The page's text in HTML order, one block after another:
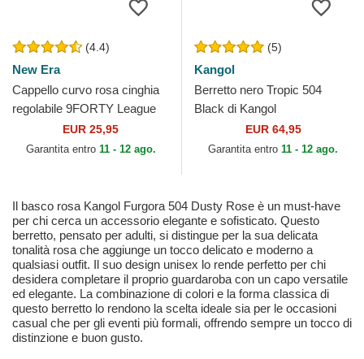
(4.4)
New Era
Cappello curvo rosa cinghia
regolabile 9FORTY League
Essential dei New York
Yankees MLB di New Era
EUR 25,95
Garantita entro 11 - 12 ago.
(5)
Kangol
Berretto nero Tropic 504
Black di Kangol
EUR 64,95
Garantita entro 11 - 12 ago.
Il basco rosa Kangol Furgora 504 Dusty Rose è un must-have
per chi cerca un accessorio elegante e sofisticato. Questo
berretto, pensato per adulti, si distingue per la sua delicata
tonalità rosa che aggiunge un tocco delicato e moderno a
qualsiasi outfit. Il suo design unisex lo rende perfetto per chi
desidera completare il proprio guardaroba con un capo versatile
ed elegante. La combinazione di colori e la forma classica di
questo berretto lo rendono la scelta ideale sia per le occasioni
casual che per gli eventi più formali, offrendo sempre un tocco di
distinzione e buon gusto.